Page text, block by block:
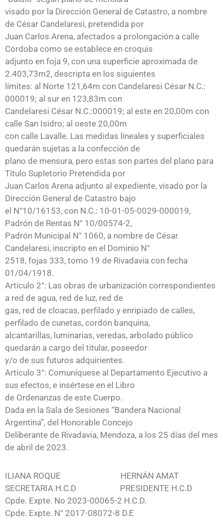
visado por la Dirección General de Catastro, a nombre
de César Candelaresi, pretendida por
Juan Carlos Arena, afectados a prolongación a calle
Córdoba como se establece en croquis
adjunto en foja 9, con una superficie aproximada de
2.403,73m2, descripta en los siguientes
límites: al Norte 121,64m con Candelaresi César N.C.:
000019; al sur en 123,83m con
Candelaresi César N.C.:000019; al este en 20,00m con
calle San Isidro; al oeste 20,00m
con calle Lavalle. Las medidas lineales y superficiales
quedarán sujetas a la confección de
plano de mensura, pero estas son partes del plano para
Título Supletorio Pretendida por
Juan Carlos Arena adjunto al expediente, visado por la
Dirección General de Catastro bajo
el N°10/16153, con N.C.: 10-01-05-0029-000019,
Padrón de Rentas N° 10/00574-2,
Padrón Municipal N° 1060, a nombre de César
Candelaresi, inscripto en el Dominio N°
2518, fojas 333, tomo 19 de Rivadavia con fecha
01/04/1918.
Artículo 2°: Las obras de urbanización correspondientes
a red de agua, red de luz, red de
gas, red de cloacas, perfilado y enripiado de calles,
perfilado de cunetas, cordón banquina,
alcantarillas, luminarias, veredas, arbolado público
quedarán a cargo del titular, poseedor
y/o de sus futuros adquirientes.
Artículo 3°: Comuníquese al Departamento Ejecutivo a
sus efectos, e insértese en el Libro
de Ordenanzas de este Cuerpo.
Dada en la Sala de Sesiones “Bandera Nacional
Argentina”, del Honorable Concejo
Deliberante de Rivadavia, Mendoza, a los 25 días del mes
de abril de 2023.
ILIANA ROQUE HERNÁN AMAT
SECRETARIA H.C.D PRESIDENTE H.C.D
Cpde. Expte. No 2023-00065-2 H.C.D.
Cpde. Expte. N° 2017-08072-8 D.E